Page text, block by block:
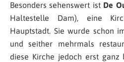
Besonders sehenswert ist De
Haltestelle Dam), eine
Hauptstadt. Sie wurde schon
und seither mehrmals
diese Kirche jedoch erst ganz